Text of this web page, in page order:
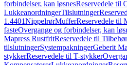
forbindelser, kan løsnesReservedele til
LukkeanordningerTilslutninger
1.4401NippelrørMufferReservedele til
fasteOvergange og forbindelser, kan
Mapress RustfritReservedele til
tilslutningerSystempakningerGeberit
stykkerReservedele til T-stykker